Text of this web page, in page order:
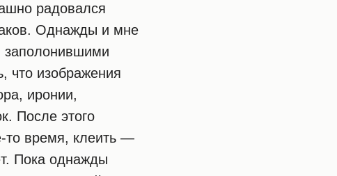
радовался
Однажды и мне
заполонившими
что изображения
иронии,
После этого
то время, клеить —
Пока однажды